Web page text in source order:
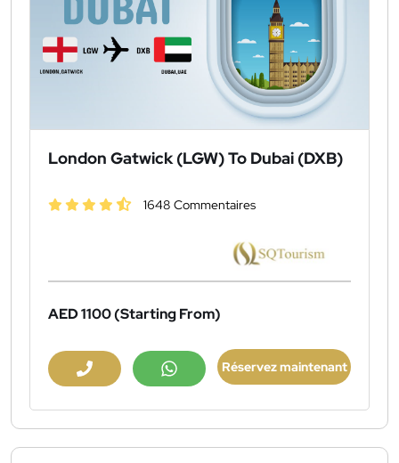
London Gatwick (LGW) To Dubai (DXB)
1648 Commentaires
AED 1100(Starting From)
Réservez maintenant